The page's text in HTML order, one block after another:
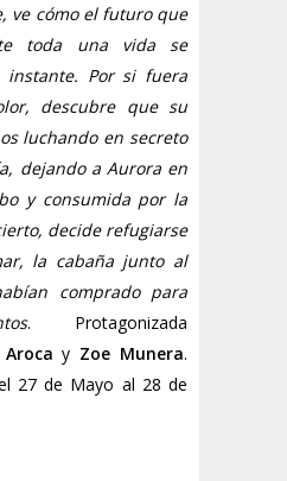
ve cómo el futuro que
toda una vida se
instante. Por si fuera
descubre que su
luchando en secreto
dejando a Aurora en
y consumida por la
decide refugiarse
la cabaña junto al
comprado para
. Protagonizada
y Zoe Munera.
27 de Mayo al 28 de